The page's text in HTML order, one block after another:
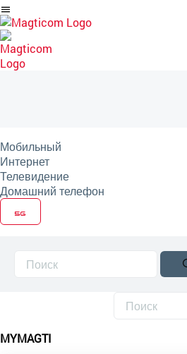
Перейти
на
артикль
Мобильный
Интернет
Телевидение
Домашний телефон
MYMAGTI